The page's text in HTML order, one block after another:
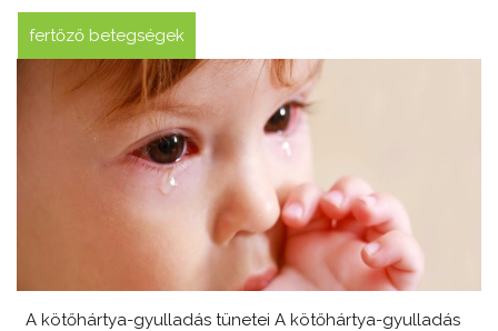
fertőző betegségek
A kötőhártya-gyulladás tünetei A kötőhártya-gyulladás